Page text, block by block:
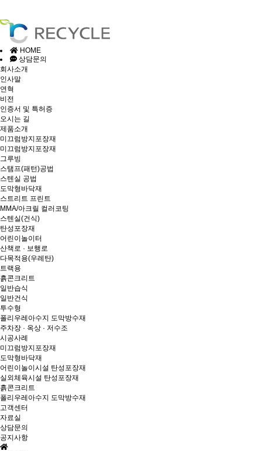
HOME
상담문의
회사소개
인사말
연혁
비전
인증서 및 특허증
오시는 길
제품소개
미끄럼방지포장재
미끄럼방지포장재
그루빙
스탬프(패턴)공법
스텐실 공법
도막형바닥재
스트리트 프린트
MMA/아크릴 컬러코팅
스텐실(건식)
탄성포장재
어린이놀이터
산책로 · 보행로
다목적용(우레탄)
트랙용
흙콘크리트
일반습식
일반건식
투수형
폴리우레아수지 도막방수재
주차장 · 옥상 · 저수조
시공사례
미끄럼방지포장재
도막형바닥재
어린이놀이시설 탄성포장재
실외체육시설 탄성포장재
흙콘크리트
폴리우레아수지 도막방수재
고객센터
자료실
상담문의
공지사항